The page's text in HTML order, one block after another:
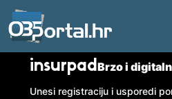
insurpadBrzo i
Unesi registraciju i usporedi